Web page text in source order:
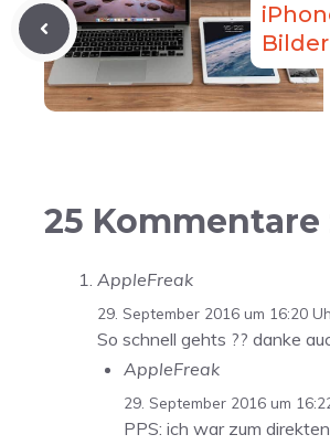
25
AppleFreak
29. September 2016 um 16:20
So schnell gehts ?? danke
AppleFreak
29. September 2016 um
PPS: ich war zum